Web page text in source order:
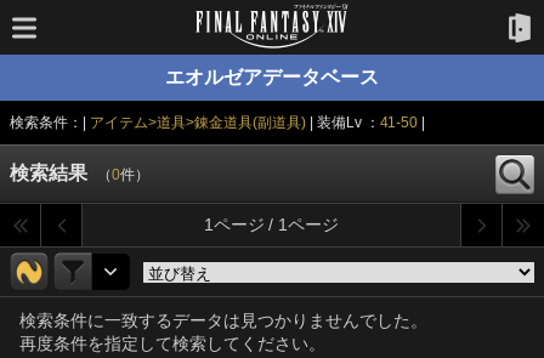
エオルゼアデータベース
検索条件：| アイテム>道具>錬金道具(副道具) | 装備Lv ： 41-50
検索結果 （0件）
1ページ / 1ページ
検索条件に一致するデータは見つかりませんでした。
再度条件を指定して検索してください。